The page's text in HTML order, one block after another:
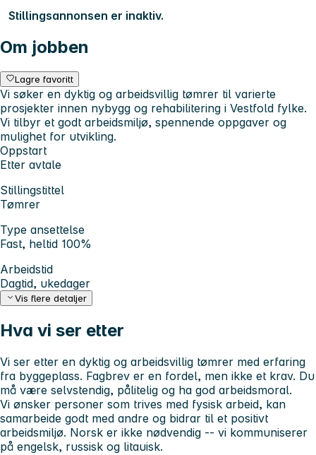
Stillingsannonsen er inaktiv.
Om jobben
Lagre favoritt
Vi søker en dyktig og arbeidsvillig tømrer til varierte
prosjekter innen nybygg og rehabilitering i Vestfold fylke.
Vi tilbyr et godt arbeidsmiljø, spennende oppgaver og
mulighet for utvikling.
Oppstart
Etter avtale
Stillingstittel
Tømrer
Type ansettelse
Fast, heltid 100%
Arbeidstid
Dagtid, ukedager
Vis flere detaljer
Hva vi ser etter
Vi ser etter en dyktig og arbeidsvillig tømrer med erfaring
fra byggeplass. Fagbrev er en fordel, men ikke et krav. Du
må være selvstendig, pålitelig og ha god arbeidsmoral.
Vi ønsker personer som trives med fysisk arbeid, kan
samarbeide godt med andre og bidrar til et positivt
arbeidsmiljø. Norsk er ikke nødvendig -- vi kommuniserer
på engelsk, russisk og litauisk.